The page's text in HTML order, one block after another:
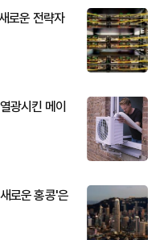
로운 전략자
광시킨 메이
로운 홍콩'은